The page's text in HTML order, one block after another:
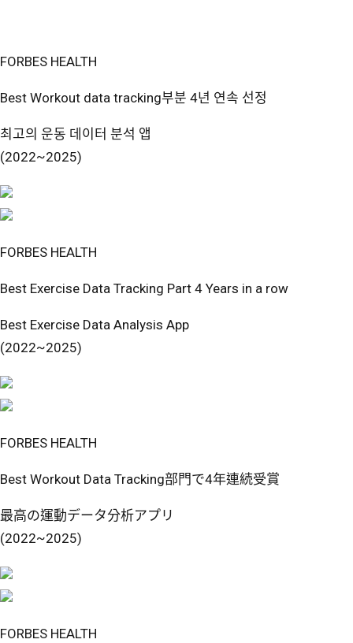
FORBES HEALTH
Best Workout data tracking부분 4년 연속 선정
최고의 운동 데이터 분석 앱
(2022~2025)
FORBES HEALTH
Best Exercise Data Tracking Part 4 Years in a row
Best Exercise Data Analysis App
(2022~2025)
FORBES HEALTH
Best Workout Data Tracking部門で4年連続受賞
最高の運動データ分析アプリ
(2022~2025)
FORBES HEALTH